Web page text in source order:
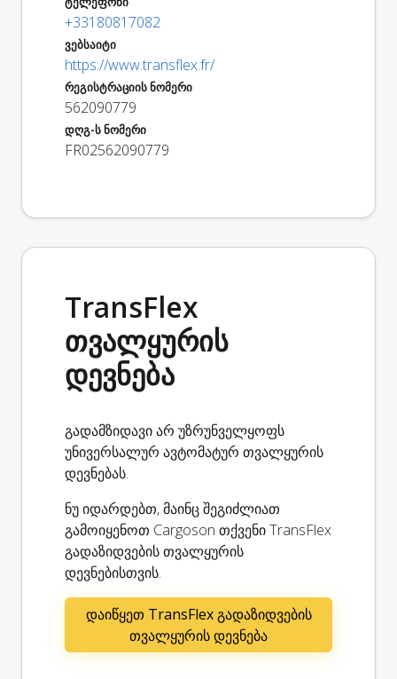
+33180817082
ვებსაიტი
https://www.transflex.fr/
რეგისტრაციის ნომერი
562090779
დღგ-ს ნომერი
FR02562090779
TransFlex
თვალყურის
დევნება
გადამზიდავი არ უზრუნველყოფს
უნივერსალურ ავტომატურ თვალყურის
დევნებას.
ნუ იდარდებთ, მაინც შეგიძლიათ
გამოიყენოთ Cargoson თქვენი TransFlex
გადაზიდვების თვალყურის
დევნებისთვის.
დაიწყეთ TransFlex გადაზიდვების
თვალყურის დევნება